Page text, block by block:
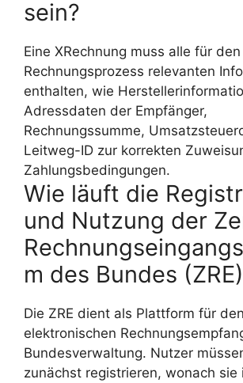
sein?
Eine XRechnung muss alle für den
Rechnungsprozess relevanten
enthalten, wie
Adressdaten der Empfänger,
Rechnungssumme,
Leitweg-ID zur korrekten
Zahlungsbedingungen.
Wie läuft die
und Nutzung der
m des Bundes
Die ZRE dient als Plattform für den
elektronischen
Bundesverwaltung. Nutzer
zunächst registrieren, wonach sie